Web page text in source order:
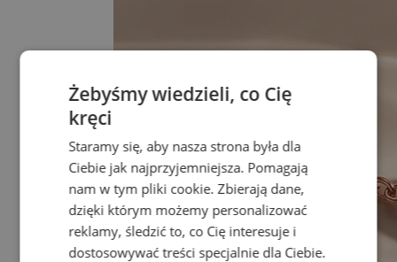
Żebyśmy wiedzieli, co Cię
kręci
Staramy się, aby nasza strona była dla
Ciebie jak najprzyjemniejsza. Pomagają
nam w tym pliki cookie. Zbierają dane,
dzięki którym możemy personalizować
reklamy, śledzić to, co Cię interesuje i
dostosowywać treści specjalnie dla Ciebie.